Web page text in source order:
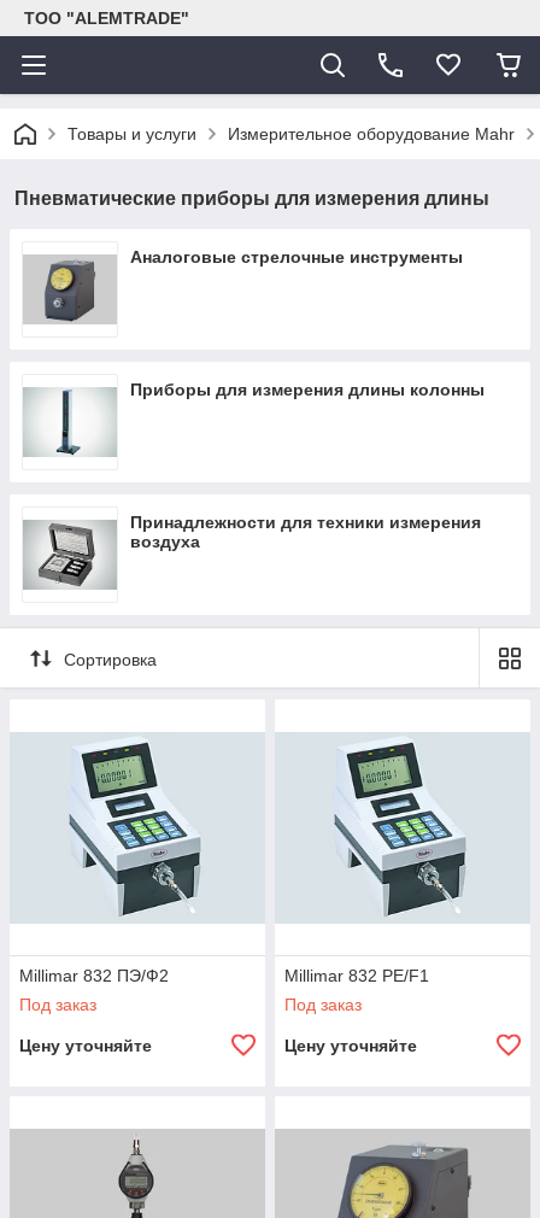
ТОО "ALEMTRADE"
Товары и услуги Измерительное оборудование Mahr
Пневматические приборы для измерения длины
Аналоговые стрелочные инструменты
Приборы для измерения длины колонны
Принадлежности для техники измерения
воздуха
Сортировка
Millimar 832 ПЭ/Ф2
Под заказ
Цену уточняйте
Millimar 832 PE/F1
Под заказ
Цену уточняйте